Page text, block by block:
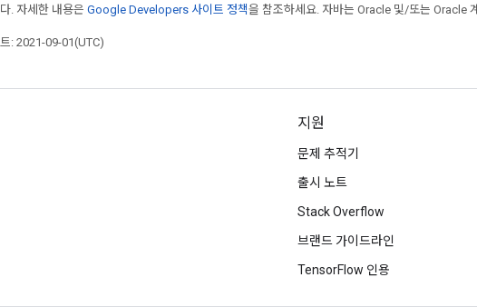
. 자세한 내용은 Google Developers 사이트 정책을 참조하세요. 자바는 Oracle 및/또는 Oracle
: 2021-09-01(UTC)
지원
문제 추적기
출시 노트
Stack Overflow
브랜드 가이드라인
TensorFlow 인용